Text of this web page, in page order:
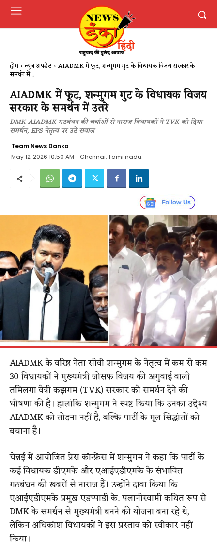
होम न्यूज़ अपडेट AIADMK में फूट, शन्मुगम गुट के विधायक विजय सरकार के
समर्थन में...
AIADMK में फूट, शन्मुगम गुट के विधायक विजय
सरकार के समर्थन में उतरे
DMK-AIADMK गठबंधन की चर्चाओं से नाराज विधायकों ने TVK को दिया
समर्थन, EPS नेतृत्व पर उठे सवाल
Team News Danka
May 12, 2026 10:50 AM
Chennai, Tamilnadu.
AIADMK के वरिष्ठ नेता सीवी शन्मुगम के नेतृत्व में कम से कम
30 विधायकों ने मुख्यमंत्री जोसफ विजय की अगुवाई वाली
तमिलगा वेत्री कझगम (TVK) सरकार को समर्थन देने की
घोषणा की है। हालांकि शन्मुगम ने स्पष्ट किया कि उनका उद्देश्य
AIADMK को तोड़ना नहीं है, बल्कि पार्टी के मूल सिद्धांतों को
बचाना है।
चेन्नई में आयोजित प्रेस कॉन्फ्रेंस में शन्मुगम ने कहा कि पार्टी के
कई विधायक डीएमके और एआईएडीएमके के संभावित
गठबंधन की खबरों से नाराज हैं। उन्होंने दावा किया कि
एआईएडीएमके प्रमुख एडप्पाडी के. पलानीस्वामी कथित रूप से
DMK के समर्थन से मुख्यमंत्री बनने की योजना बना रहे थे,
लेकिन अधिकांश विधायकों ने इस प्रस्ताव को स्वीकार नहीं
किया।